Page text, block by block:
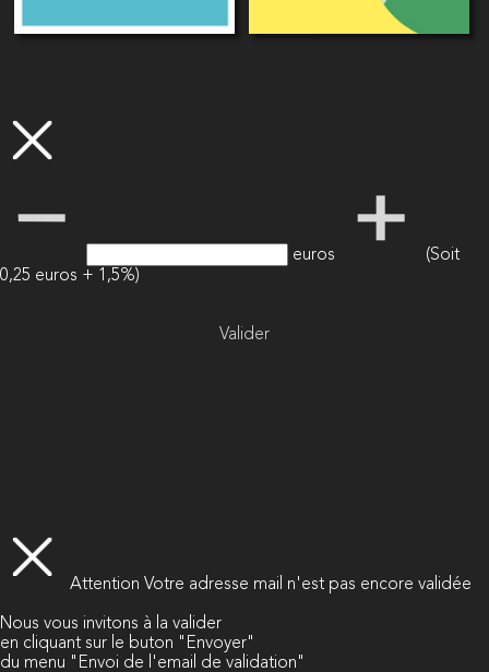
euros
(Soit
0,25 euros + 1,5%)
Valider
Attention Votre adresse mail n'est pas encore validée
Nous vous invitons à la valider
en cliquant sur le buton "Envoyer"
du menu "Envoi de l'email de validation"